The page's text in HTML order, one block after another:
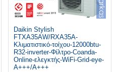
Daikin Stylish
FTXA35AW/RXA35A-
Κλιματιστικό-τοίχου-12000btu-
R32-inverter-Φίλτρο-Coanda-
Online-ελεγκτής-WiFi-Grid-eye-
A+++/A+++